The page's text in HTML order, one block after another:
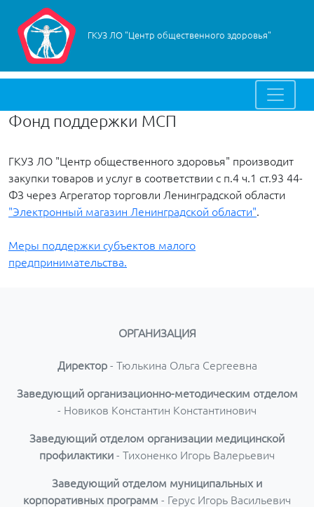
ГКУЗ ЛО "Центр общественного здоровья"
Фонд поддержки МСП
ГКУЗ ЛО "Центр общественного здоровья" производит
закупки товаров и услуг в соответствии с п.4 ч.1 ст.93 44-
ФЗ через Агрегатор торговли Ленинградской области
"Электронный магазин Ленинградской области".
Меры поддержки субъектов малого
предпринимательства.
ОРГАНИЗАЦИЯ
Директор - Тюлькина Ольга Сергеевна
Заведующий организационно-методическим отделом
- Новиков Константин Константинович
Заведующий отделом организации медицинской
профилактики - Тихоненко Игорь Валерьевич
Заведующий отделом муниципальных и
корпоративных программ - Герус Игорь Васильевич